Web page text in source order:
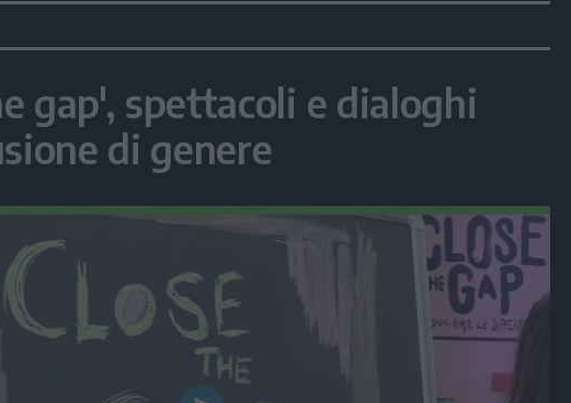
gap', spettacoli e dialoghi
di genere